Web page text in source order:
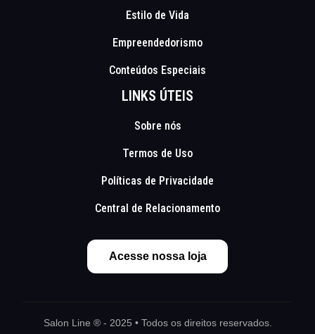
Estilo de Vida
Empreendedorismo
Conteúdos Especiais
LINKS ÚTEIS
Sobre nós
Termos de Uso
Políticas de Privacidade
Central de Relacionamento
Acesse nossa loja
Salon Line ® - 2025 • Todos os direitos reservados.